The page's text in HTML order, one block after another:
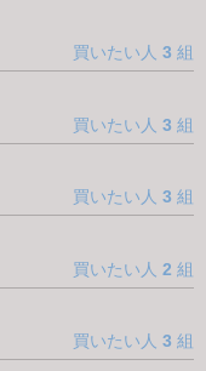
買いたい人 3 組
買いたい人 3 組
買いたい人 3 組
買いたい人 2 組
買いたい人 3 組